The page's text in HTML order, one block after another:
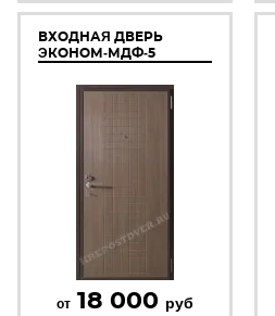
ВХОДНАЯ ДВЕРЬ
ЭКОНОМ-МДФ-5
от 18 000 руб